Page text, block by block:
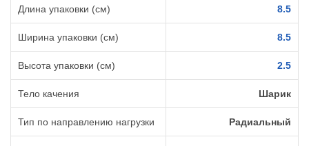
Длина упаковки (см) 8.5
Ширина упаковки (см) 8.5
Высота упаковки (см) 2.5
Тело качения Шарик
Тип по направлению нагрузки Радиальный